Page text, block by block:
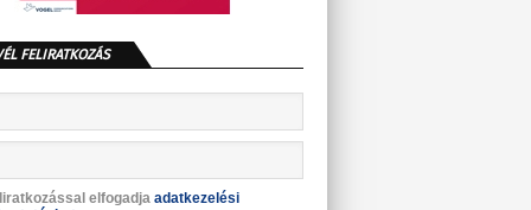
FELIRATKOZÁS
elfogadja adatkezelési